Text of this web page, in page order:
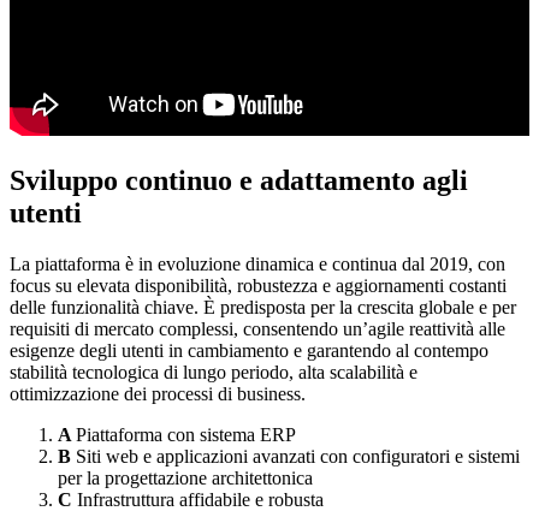
Sviluppo continuo e adattamento agli
utenti
La piattaforma è in evoluzione dinamica e continua dal 2019, con
focus su elevata disponibilità, robustezza e aggiornamenti costanti
delle funzionalità chiave. È predisposta per la crescita globale e per
requisiti di mercato complessi, consentendo un’agile reattività alle
esigenze degli utenti in cambiamento e garantendo al contempo
stabilità tecnologica di lungo periodo, alta scalabilità e
ottimizzazione dei processi di business.
A Piattaforma con sistema ERP
B Siti web e applicazioni avanzati con configuratori e sistemi
per la progettazione architettonica
C Infrastruttura affidabile e robusta